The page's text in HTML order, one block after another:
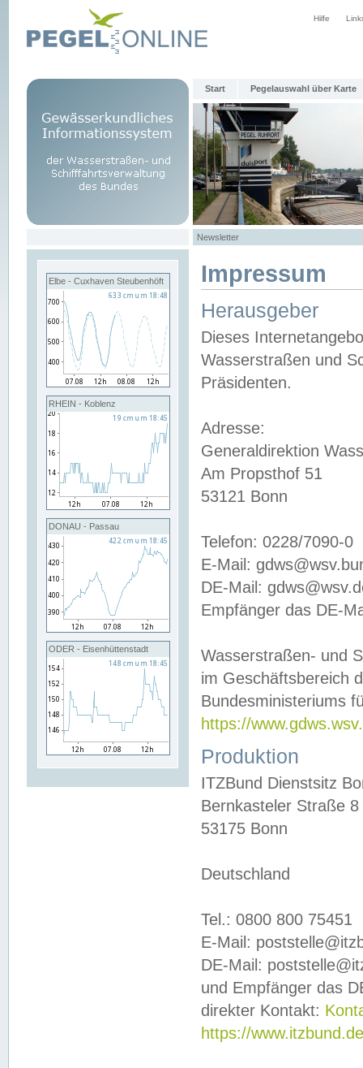
Hilfe
Start Pegelauswahl über Karte
Newsletter
Elbe - Cuxhaven Steubenhöft
RHEIN - Koblenz
DONAU - Passau
ODER - Eisenhüttenstadt
Impressum
Herausgeber
Dieses
Wasserstraßen und
Präsidenten.
Adresse:
Generaldirektion
Am Propsthof 51
53121 Bonn
Telefon: 0228/7090-0
E-Mail:
DE-Mail:
Empfänger das DE-
Wasserstraßen- und
im Geschäftsbereich
Bundesministeriums
https://
Produktion
ITZBund Dienstsitz
Bernkasteler Straße 8
53175 Bonn
Deutschland
Tel.: 0800 800 75451
E-Mail:
DE-Mail:
und Empfänger das
direkter Kontakt:
https://